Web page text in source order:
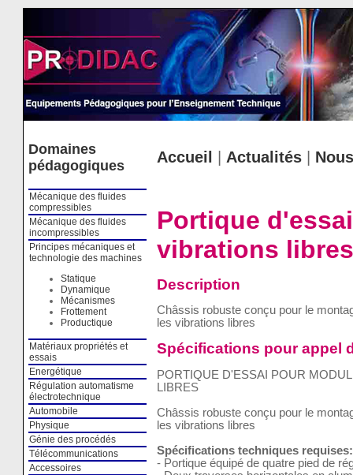
Domaines
pédagogiques
Mécanique des fluides
compressibles
Mécanique des fluides
incompressibles
Principes mécaniques et
technologie des machines
Statique
Dynamique
Mécanismes
Frottement
Productique
Matériaux propriétés et
essais
Energétique
Régulation automatisme
électrotechnique
Automobile
Physique
Génie des procédés
Télécommunications
Accessoires
Accueil Actualités|
Portique
vibrations
Description
Châssis robuste conçu pour le
les vibrations libres
Spécifications pour appel
PORTIQUE D'ESSAI POUR
LIBRES
Châssis robuste conçu pour le
les vibrations libres
Spécifications techniques requises:
- Portique équipé de quatre pied de
Cookies management panel